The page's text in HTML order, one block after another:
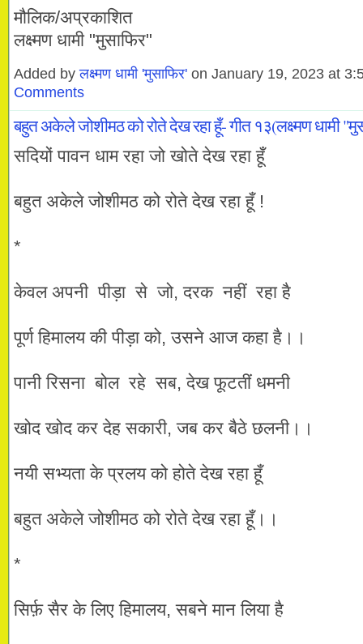
मौलिक/अप्रकाशित
लक्ष्मण धामी "मुसाफिर"
Added byलक्ष्मण धामी 'मुसाफिर' on January 19, 2023 at
Comments
बहुत अकेले जोशीमठ को रोते देख रहा हूँ- गीत १३(लक्ष्मण धामी
सदियों पावन धाम रहा जो खोते देख रहा हूँ
बहुत अकेले जोशीमठ को रोते देख रहा हूँ !
*
केवल अपनी पीड़ा से जो, दरक नहीं रहा है
पूर्ण हिमालय की पीड़ा को, उसने आज कहा है।।
पानी रिसना बोल रहे सब, देख फूटतीं धमनी
खोद खोद कर देह सकारी, जब कर बैठे छलनी।।
नयी सभ्यता के प्रलय को होते देख रहा हूँ
बहुत अकेले जोशीमठ को रोते देख रहा हूँ।।
*
सिर्फ़ सैर के लिए हिमालय, सबने मान लिया है